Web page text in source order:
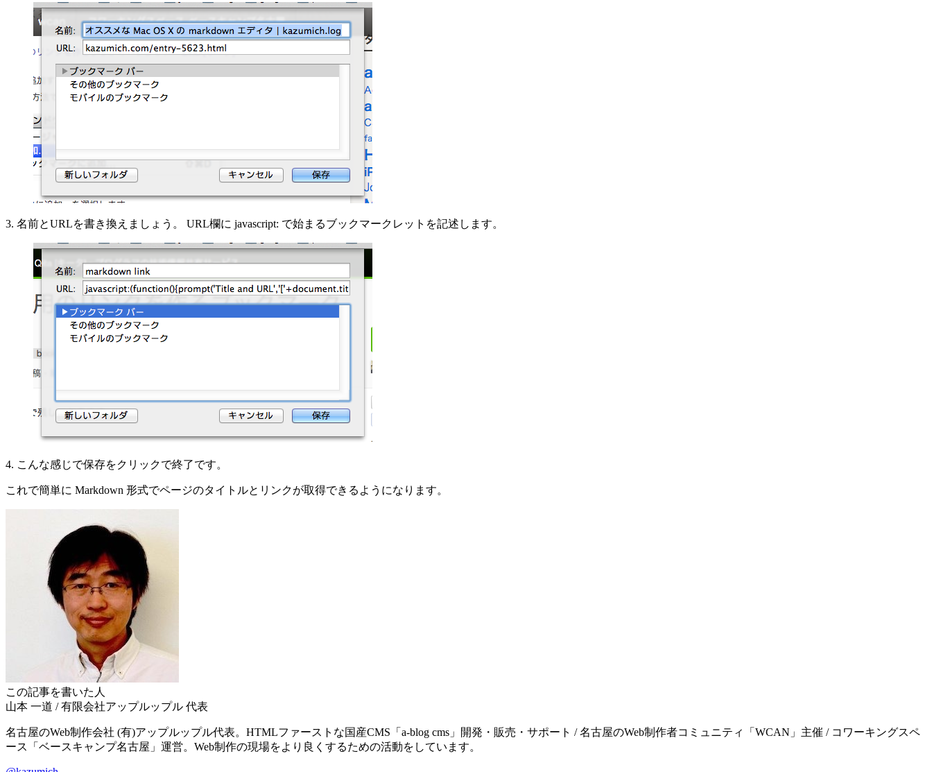
3. 名前とURLを書き換えましょう。 URL欄に javascript: で始まるブックマークレットを記述します。
4. こんな感じで保存をクリックで終了です。
これで簡単に Markdown 形式でページのタイトルとリンクが取得できるようになります。
この記事を書いた人
山本 一道 / 有限会社アップルップル 代表
名古屋のWeb制作会社 (有)アップルップル代表。HTMLファーストな国産CMS「a-blog cms」開発・販売・サポート / 名古屋のWeb制作者コミュニティ「WCAN」主催 / コワーキングスペ
ース「ベースキャンプ名古屋」運営。Web制作の現場をより良くするための活動をしています。